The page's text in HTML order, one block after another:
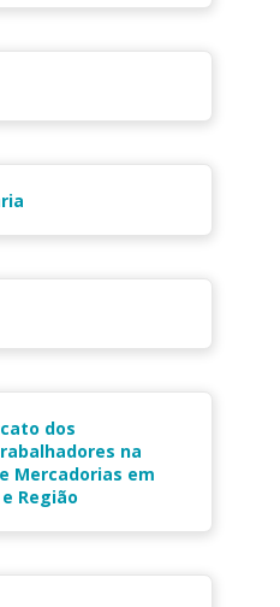
dos
na
Mercadorias em
Região